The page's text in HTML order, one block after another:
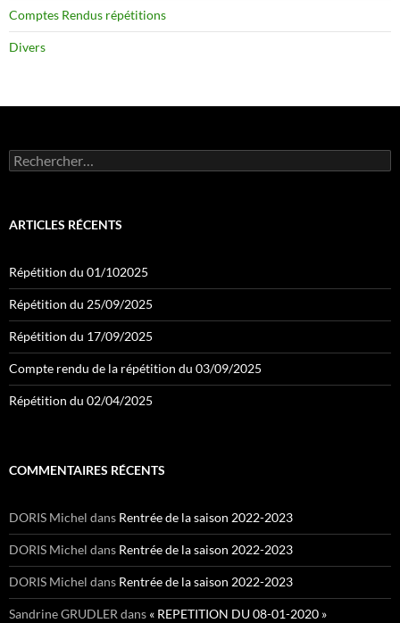
Comptes Rendus répétitions
Divers
Rechercher :
ARTICLES RÉCENTS
Répétition du 01/102025
Répétition du 25/09/2025
Répétition du 17/09/2025
Compte rendu de la répétition du 03/09/2025
Répétition du 02/04/2025
COMMENTAIRES RÉCENTS
DORIS Michel dans Rentrée de la saison 2022-2023
DORIS Michel dans Rentrée de la saison 2022-2023
DORIS Michel dans Rentrée de la saison 2022-2023
Sandrine GRUDLER dans « REPETITION DU 08-01-2020 »